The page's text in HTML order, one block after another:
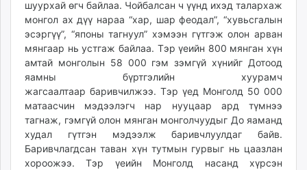
шуурхай өгч байлаа. Чойбалсан ч үүнд ихэд талархаж
монгол ах дүү нараа “хар, шар феодал”, “хувьсгалын
эсэргүү”, “японы тагнуул” хэмээн гүтгэж олон арван
мянгаар нь устгаж байлаа. Тэр үеийн 800 мянган хүн
амтай монголын 58 000 гэм зэмгүй хүнийг Дотоод
яамны бүртгэлийн хуурамч
жагсаалтаар баривчилжээ. Тэр үед Монголд 50 000
матаасчин мэдээлэгч нар нууцаар ард түмнээ
тагнаж, гэмгүй олон мянган монголчуудыг До яаманд
худал гүтгэн мэдээлж баривчлуулдаг байв.
Баривчлагдсан таван хүн тутмын гурвыг нь цаазлан
хороожээ. Тэр үеийн Монголд насанд хүрсэн